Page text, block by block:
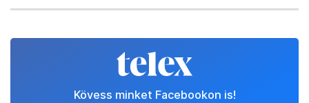
Kövess minket Facebookon is!